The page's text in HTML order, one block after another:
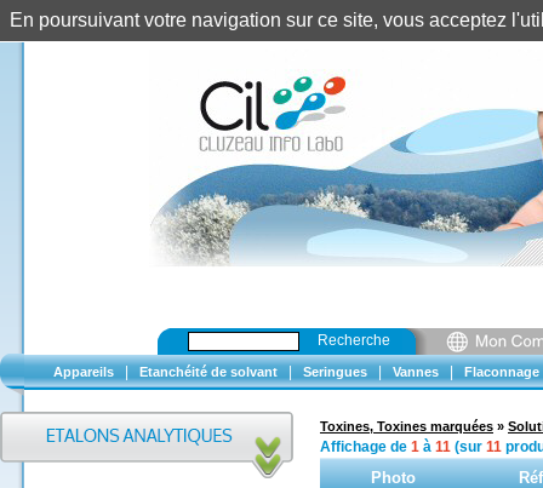
Recherche
Appareils Etanchéité de solvant Seringues Vannes Flaconnage
Toxines, Toxines marquées »
Affichage de 1 à 11 (sur 11
Photo
En poursuivant votre navigation sur ce site, vous acceptez